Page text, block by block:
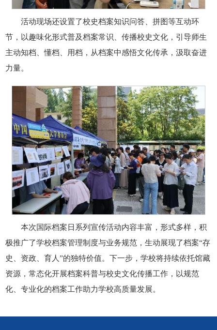
活动现场还设置了校史档案知识问答、拼图等互动环
节，以趣味化形式普及档案常识、传播校史文化，引导师生
主动知档、懂档、用档，从档案中感悟文化传承，汲取奋进
力量。
本次国际档案日系列宣传活动内容丰富，形式多样，积
极推广了学校档案管理制度与业务规范，生动展现了档案“存
史、资政、育人”的独特价值。下一步，学校将持续依托馆藏
资源，常态化开展档案科普与校史文化传播工作，以规范
化、专业化的档案工作助力学校高质量发展。